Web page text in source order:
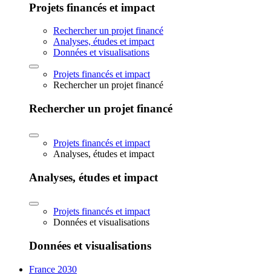
Projets financés et impact
Rechercher un projet financé
Analyses, études et impact
Données et visualisations
Projets financés et impact
Rechercher un projet financé
Rechercher un projet financé
Projets financés et impact
Analyses, études et impact
Analyses, études et impact
Projets financés et impact
Données et visualisations
Données et visualisations
France 2030